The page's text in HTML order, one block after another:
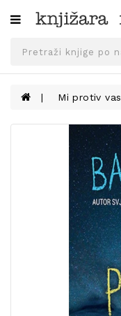
Kategorije
SVEUČILIŠNA
UDŽBENICI
KNJIGE
Mi protiv vas